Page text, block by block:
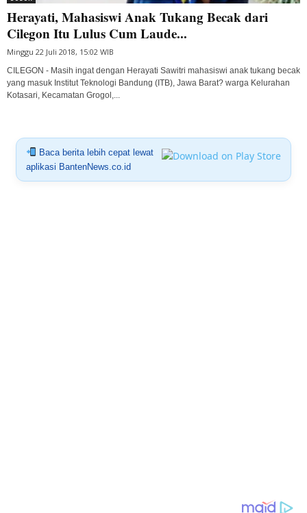
Herayati, Mahasiswi Anak Tukang Becak dari
Cilegon Itu Lulus Cum Laude...
Minggu 22 Juli 2018, 15:02 WIB
CILEGON - Masih ingat dengan Herayati Sawitri mahasiswi anak tukang becak
yang masuk Institut Teknologi Bandung (ITB), Jawa Barat? warga Kelurahan
Kotasari, Kecamatan Grogol,...
Baca berita lebih cepat lewat
aplikasi BantenNews.co.id